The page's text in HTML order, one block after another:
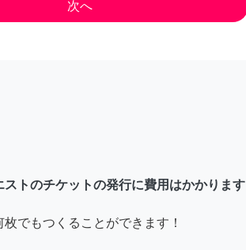
ストのチケットの発行に費用はかかります
でもつくることができます！